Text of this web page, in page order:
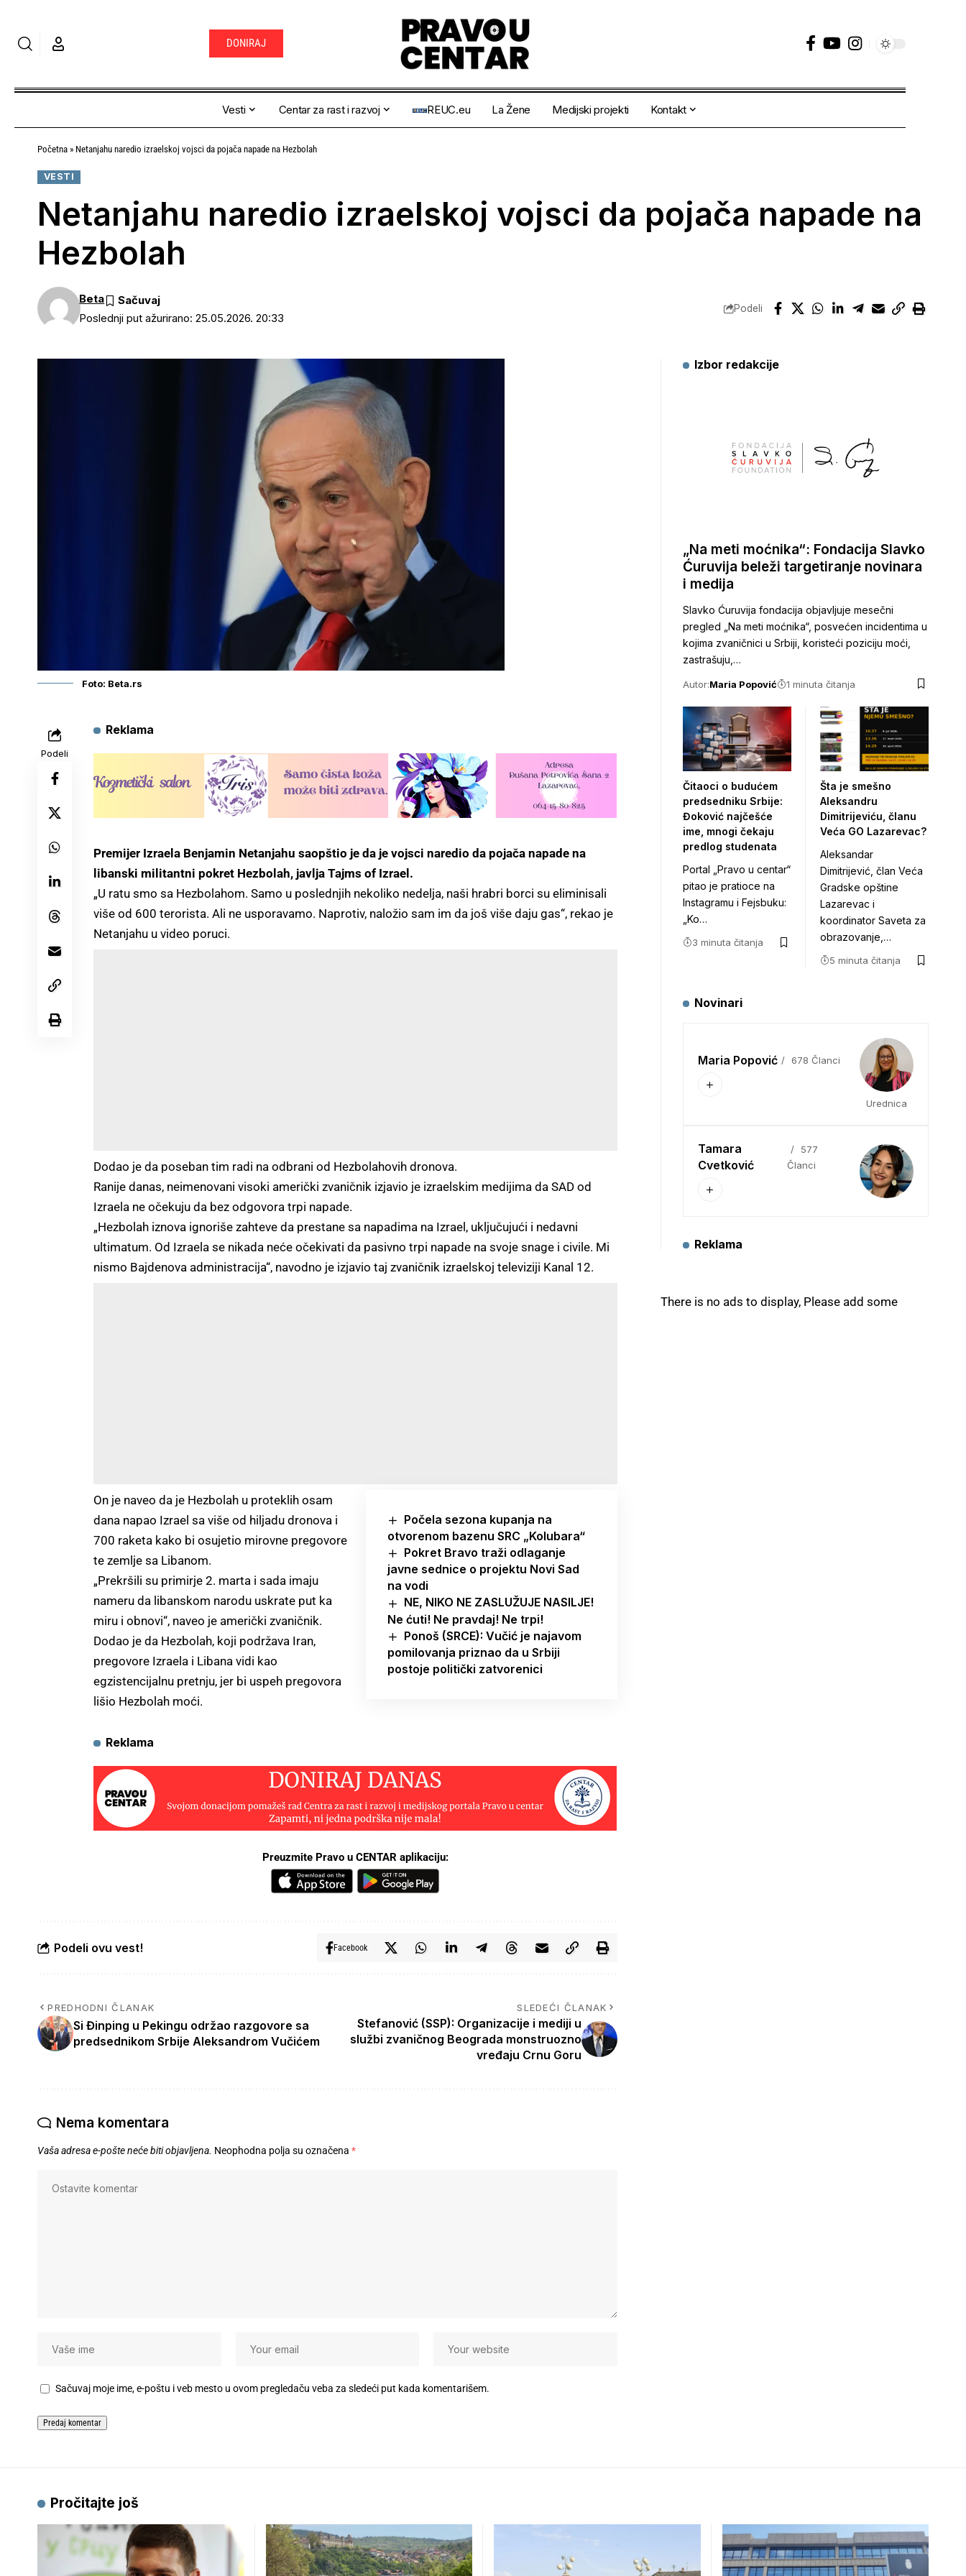
DONIRAJ
Vesti Centar za rast i razvoj REUC.eu La Žene Medijski projekti Kontakt
Početna » Netanjahu naredio izraelskoj vojsci da pojača napade na Hezbolah
VESTI
Netanjahu naredio izraelskoj vojsci da pojača napade na
Hezbolah
Poslednji put ažurirano: 25.05.2026. 20:33
Beta
Podeli
Foto: Beta.rs
Podeli
Reklama
Premijer Izraela Benjamin Netanjahu saopštio je da je vojsci naredio da pojača napade na
libanski militantni pokret Hezbolah, javlja Tajms of Izrael.
„U ratu smo sa Hezbolahom. Samo u poslednjih nekoliko nedelja, naši hrabri borci su eliminisali
više od 600 terorista. Ali ne usporavamo. Naprotiv, naložio sam im da još više daju gas“, rekao je
Netanjahu u video poruci.
Dodao je da poseban tim radi na odbrani od Hezbolahovih dronova.
Ranije danas, neimenovani visoki američki zvaničnik izjavio je izraelskim medijima da SAD od
Izraela ne očekuju da bez odgovora trpi napade.
„Hezbolah iznova ignoriše zahteve da prestane sa napadima na Izrael, uključujući i nedavni
ultimatum. Od Izraela se nikada neće očekivati da pasivno trpi napade na svoje snage i civile. Mi
nismo Bajdenova administracija“, navodno je izjavio taj zvaničnik izraelskoj televiziji Kanal 12.
Počela sezona kupanja na
otvorenom bazenu SRC „Kolubara“
Pokret Bravo traži odlaganje
javne sednice o projektu Novi Sad
na vodi
NE, NIKO NE ZASLUŽUJE NASILJE!
Ne ćuti! Ne pravdaj! Ne trpi!
Ponoš (SRCE): Vučić je najavom
pomilovanja priznao da u Srbiji
postoje politički zatvorenici
On je naveo da je Hezbolah u proteklih osam
dana napao Izrael sa više od hiljadu dronova i
700 raketa kako bi osujetio mirovne pregovore
te zemlje sa Libanom.
„Prekršili su primirje 2. marta i sada imaju
nameru da libanskom narodu uskrate put ka
miru i obnovi“, naveo je američki zvaničnik.
Dodao je da Hezbolah, koji podržava Iran,
pregovore Izraela i Libana vidi kao
egzistencijalnu pretnju, jer bi uspeh pregovora
lišio Hezbolah moći.
Reklama
Preuzmite Pravo u CENTAR aplikaciju:
Podeli ovu vest! Facebook
PREDHODNI ČLANAK
Si Đinping u Pekingu održao razgovore sa
predsednikom Srbije Aleksandrom Vučićem
SLEDEĆI ČLANAK
Stefanović (SSP): Organizacije i mediji u
službi zvaničnog Beograda monstruozno
vređaju Crnu Goru
Nema komentara
Vaša adresa e-pošte neće biti objavljena. Neophodna polja su označena *
Sačuvaj moje ime, e-poštu i veb mesto u ovom pregledaču veba za sledeći put kada komentarišem.
Izbor redakcije
„Na meti moćnika“: Fondacija Slavko
Ćuruvija beleži targetiranje novinara
i medija
Slavko Ćuruvija fondacija objavljuje mesečni
pregled „Na meti moćnika“, posvećen incidentima u
kojima zvaničnici u Srbiji, koristeći poziciju moći,
zastrašuju,…
Autor:Maria Popović 1 minuta čitanja
Čitaoci o budućem
predsedniku Srbije:
Đoković najčešće
ime, mnogi čekaju
predlog studenata
Portal „Pravo u centar“
pitao je pratioce na
Instagramu i Fejsbuku:
„Ko…
3 minuta čitanja
Šta je smešno
Aleksandru
Dimitrijeviću, članu
Veća GO Lazarevac?
Aleksandar
Dimitrijević, član Veća
Gradske opštine
Lazarevac i
koordinator Saveta za
obrazovanje,…
5 minuta čitanja
Novinari
Maria Popović 678 Članci
Urednica
Tamara
Cvetković
577
Članci
Reklama
There is no ads to display, Please add some
Pročitajte još